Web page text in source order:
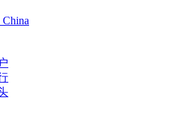
China